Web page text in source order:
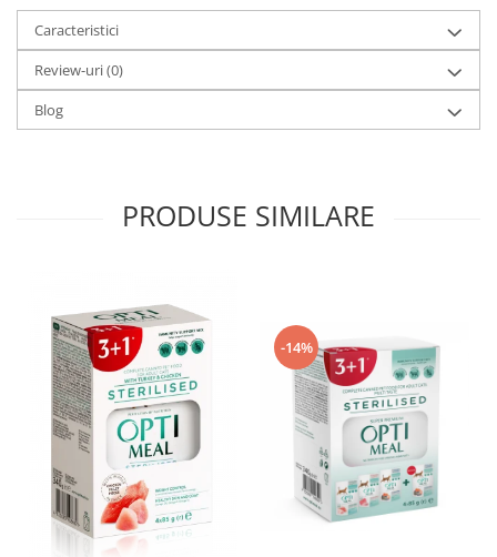
Caracteristici
Review-uri(0)
Blog
PRODUSE SIMILARE
-14%